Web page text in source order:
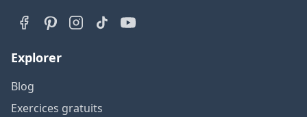
Explorer
Blog
Exercices gratuits